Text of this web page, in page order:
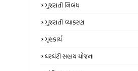
ગુજરાતી નિબંધ
ગુજરાતી વ્યાકરણ
ગૃહકાર્ય
ઘરઘંટી સહાય યોજના